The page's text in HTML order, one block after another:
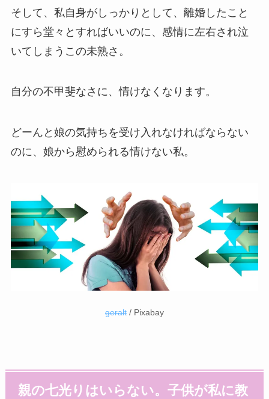
そして、私自身がしっかりとして、離婚したこと
にすら堂々とすればいいのに、感情に左右され泣
いてしまうこの未熟さ。
自分の不甲斐なさに、情けなくなります。
どーんと娘の気持ちを受け入れなければならない
のに、娘から慰められる情けない私。
geralt / Pixabay
親の七光りはいらない。子供が私に教